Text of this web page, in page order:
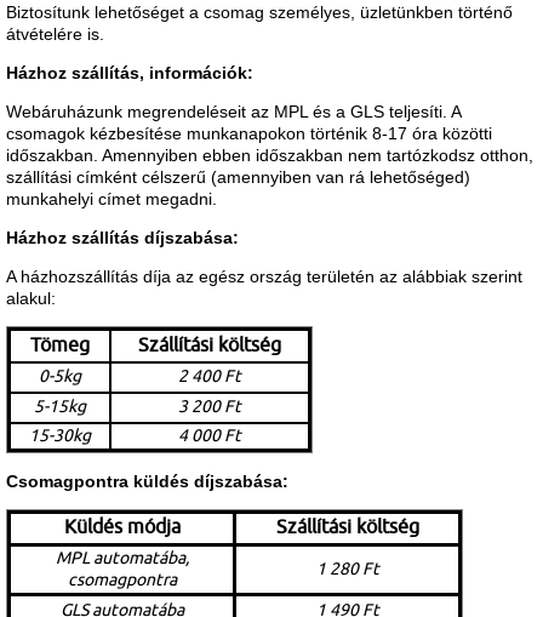
Biztosítunk lehetőséget a csomag személyes, üzletünkben történő
átvételére is.
Házhoz szállítás, információk:
Webáruházunk megrendeléseit az MPL és a GLS teljesíti. A
csomagok kézbesítése munkanapokon történik 8-17 óra közötti
időszakban. Amennyiben ebben időszakban nem tartózkodsz otthon,
szállítási címként célszerű (amennyiben van rá lehetőséged)
munkahelyi címet megadni.
Házhoz szállítás díjszabása:
A házhozszállítás díja az egész ország területén az alábbiak szerint
alakul:
Tömeg Szállítási költség
0-5kg
2 400 Ft
5-15kg
3 200 Ft
15-30kg
4 000 Ft
Csomagpontra küldés díjszabása:
Küldés módja Szállítási költség
MPL automatába,
csomagpontra
1 280 Ft
GLS automatába
1 490 Ft